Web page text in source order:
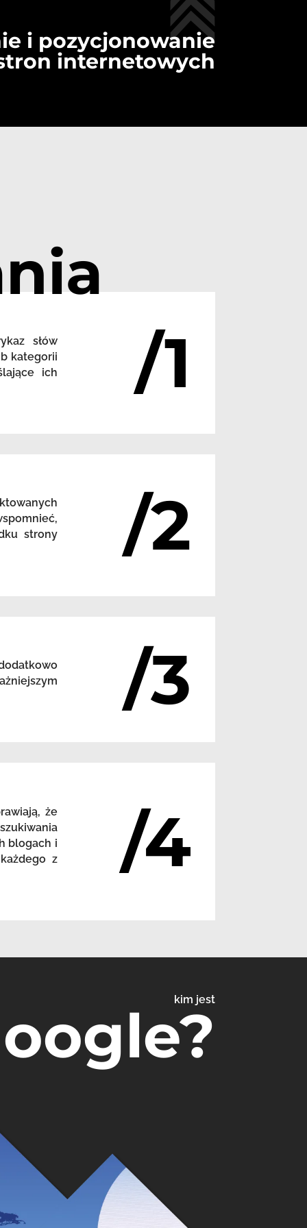
i pozycjonowanie
internetowych
słów
kategorii
ich
/1
strony
/2
/3
że
blogach i
z
/4
kim jest